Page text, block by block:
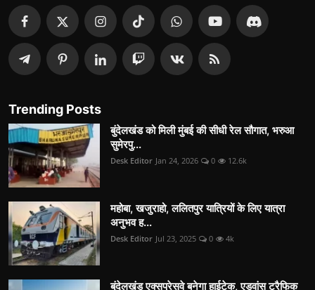
Trending Posts
बुंदेलखंड को मिली मुंबई की सीधी रेल सौगात, भरुआ
सुमेरपु...
Desk Editor Jan 24, 2026 0 12.6k
महोबा, खजुराहो, ललितपुर यात्रियों के लिए यात्रा
अनुभव ह...
Desk Editor Jul 23, 2025 0 4k
बुंदेलखंड एक्सप्रेसवे बनेगा हाईटेक, एडवांस ट्रैफिक